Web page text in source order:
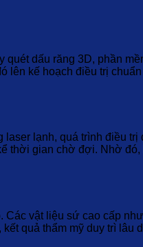
dấu răng 3D, phần
lên kế hoạch điều trị
lạnh, quá trình điều
thời gian chờ đợi. Nhờ đó,
Các vật liệu sứ cao cấp
quả thẩm mỹ duy trì lâu